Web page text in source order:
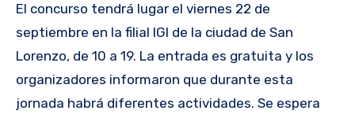
El concurso tendrá lugar el viernes 22 de
septiembre en la filial IGI de la ciudad de San
Lorenzo, de 10 a 19. La entrada es gratuita y los
organizadores informaron que durante esta
jornada habrá diferentes actividades. Se espera